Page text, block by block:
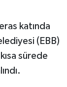
katında
(EBB)
sürede